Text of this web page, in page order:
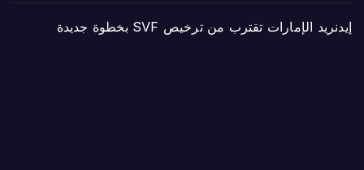
إيدنريد الإمارات تقترب من ترخيص SVF بخطوة جديدة